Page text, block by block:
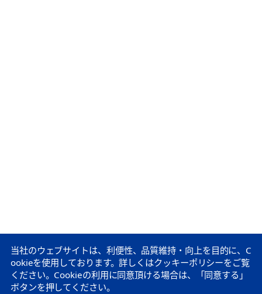
当社のウェブサイトは、利便性、品質維持・向上を目的に、C
ookieを使用しております。詳しくはクッキーポリシーをご覧
ください。 Cookieの利用に同意頂ける場合は、「同意する」
ボタンを押してください。